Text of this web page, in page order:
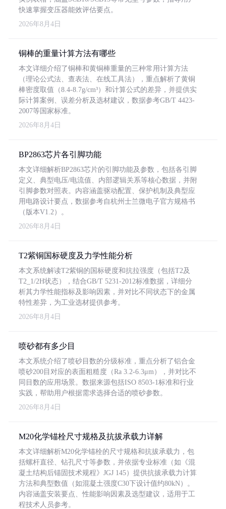
快速掌握变压器能效评估要点。
2026年8月4日
铜棒的重量计算方法有哪些
本文详细介绍了铜棒和黄铜棒重量的三种常用计算方法
（理论公式法、查表法、在线工具法），重点解析了黄铜
棒密度取值（8.4-8.7g/cm³）和计算公式的差异，并提供实
际计算案例、误差分析及选材建议，数据参考GB/T 4423-
2007等国家标准。
2026年8月4日
BP2863芯片各引脚功能
本文详细解析BP2863芯片的引脚功能及参数，包括各引脚
定义、典型电压/电流值、内部逻辑关系等核心数据，并附
引脚参数对照表。内容涵盖驱动配置、保护机制及典型应
用电路设计要点，数据参考自杭州士兰微电子官方规格书
（版本V1.2）。
2026年8月4日
T2紫铜国标硬度及力学性能分析
本文系统解读T2紫铜的国标硬度和抗拉强度（包括T2及
T2_1/2H状态），结合GB/T 5231-2012标准数据，详细分
析其力学性能指标及影响因素，并对比不同状态下的金属
特性差异，为工业选材提供参考。
2026年8月4日
喷砂都有多少目
本文系统介绍了喷砂目数的分级标准，重点分析了铝合金
喷砂200目对应的表面粗糙度（Ra 3.2-6.3μm），并对比不
同目数的应用场景。数据来源包括ISO 8503-1标准和行业
实践，帮助用户根据需求选择合适的喷砂参数。
2026年8月4日
M20化学锚栓尺寸规格及抗拔承载力详解
本文详细解析M20化学锚栓的尺寸规格和抗拔承载力，包
括螺杆直径、钻孔尺寸等参数，并依据专业标准（如《混
凝土结构后锚固技术规程》JGJ 145）提供抗拔承载力计算
方法和典型数值（如混凝土强度C30下设计值约80kN）。
内容涵盖安装要点、性能影响因素及选型建议，适用于工
程技术人员参考。